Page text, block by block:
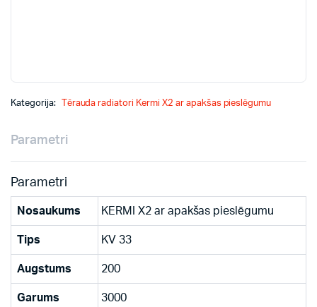
Kategorija: Tērauda radiatori Kermi X2 ar apakšas pieslēgumu
Parametri
Parametri
Nosaukums KERMI X2 ar apakšas pieslēgumu
Tips KV 33
Augstums 200
Garums 3000